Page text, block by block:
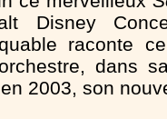
Disney
raconte
dans
2003, son